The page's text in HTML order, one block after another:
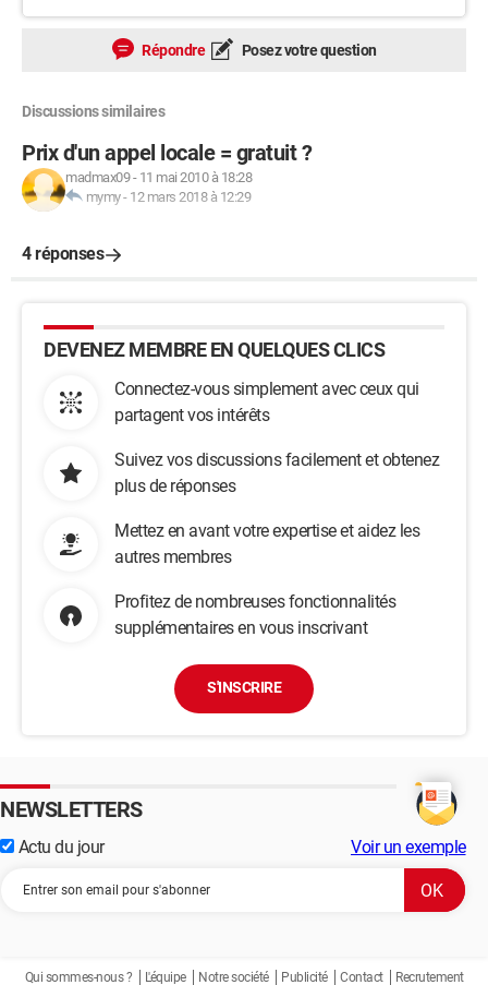
Répondre Posez votre question
Discussions similaires
Prix d'un appel locale = gratuit ?
madmax09- 11 mai 2010 à 18:28
mymy- 12 mars 2018 à 12:29
4 réponses
DEVENEZ MEMBRE EN QUELQUES CLICS
Connectez-vous simplement avec ceux qui
partagent vos intérêts
Suivez vos discussions facilement et obtenez
plus de réponses
Mettez en avant votre expertise et aidez les
autres membres
Profitez de nombreuses fonctionnalités
supplémentaires en vous inscrivant
S'INSCRIRE
NEWSLETTERS
Actu du jour Voir un exemple
Qui sommes-nous ? L'équipe Notre société Publicité Contact Recrutement